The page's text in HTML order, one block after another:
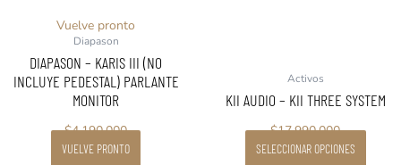
Vuelve pronto
Diapason
DIAPASON – KARIS III (NO
INCLUYE PEDESTAL) PARLANTE
MONITOR
$4.190.000
VUELVE PRONTO
Activos
KII AUDIO – KII THREE SYSTEM
$17.990.000
SELECCIONAR OPCIONES
de
producto